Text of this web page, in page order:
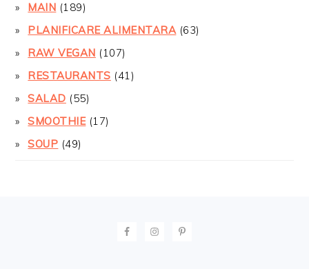
MAIN (189)
PLANIFICARE ALIMENTARA(63)
RAW VEGAN (107)
RESTAURANTS (41)
SALAD (55)
SMOOTHIE(17)
SOUP (49)